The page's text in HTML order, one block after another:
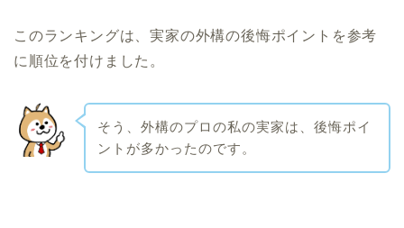
このランキングは、実家の外構の後悔ポイントを参考
に順位を付けました。
そう、外構のプロの私の実家は、後悔ポイ
ントが多かったのです。